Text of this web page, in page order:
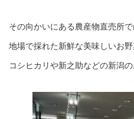
その向かいにある農産物直売所で
地場で採れた新鮮な美味しいお野
コシヒカリや新之助などの新潟